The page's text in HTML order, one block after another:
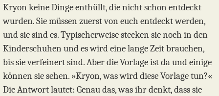
Kryon keine Dinge enthüllt, die nicht schon entdeckt
wurden. Sie müssen zuerst von euch entdeckt werden,
und sie sind es. Typischerweise stecken sie noch in den
Kinderschuhen und es wird eine lange Zeit brauchen,
bis sie verfeinert sind. Aber die Vorlage ist da und einige
können sie sehen. »Kryon, was wird diese Vorlage tun?«
Die Antwort lautet: Genau das, was ihr denkt, dass sie